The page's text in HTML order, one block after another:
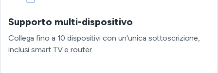
Supporto multi-dispositivo
Collega fino a 10 dispositivi con un'unica sottoscrizione,
inclusi smart TV e router.